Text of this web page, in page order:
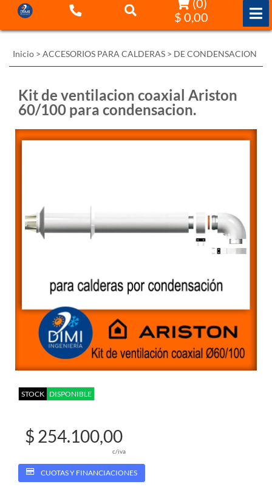
$ 0,00
Inicio > ACCESORIOS PARA CALDERAS > DE CONDENSACION
Kit de ventilacion coaxial Ariston
60/100 para condensacion.
STOCK DISPONIBLE
$ 254.100,00
c/iva
CUOTAS Y FINANCIACIONES